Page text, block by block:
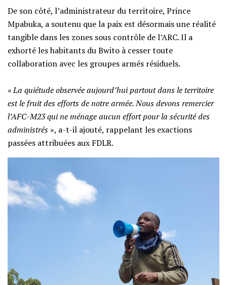
De son côté, l’administrateur du territoire, Prince
Mpabuka, a soutenu que la paix est désormais une réalité
tangible dans les zones sous contrôle de l’ARC. Il a
exhorté les habitants du Bwito à cesser toute
collaboration avec les groupes armés résiduels.
« La quiétude observée aujourd’hui partout dans le territoire
est le fruit des efforts de notre armée. Nous devons remercier
l’AFC-M23 qui ne ménage aucun effort pour la sécurité des
administrés », a-t-il ajouté, rappelant les exactions
passées attribuées aux FDLR.